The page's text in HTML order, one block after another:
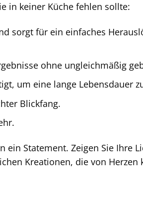
in keiner Küche fehlen sollte:
sorgt für ein einfaches
ohne ungleichmäßig
um eine lange Lebensdauer
Blickfang.
ein Statement. Zeigen Sie Ihre
Kreationen, die von Herzen